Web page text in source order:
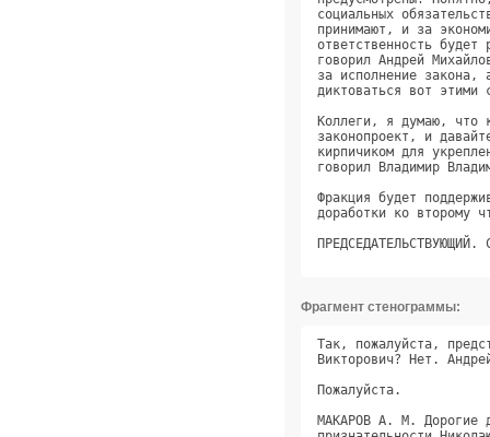
Фрагмент стенограммы:
Так, пожалуйста,
Викторович? Нет.
МАКАРОВ А. М.